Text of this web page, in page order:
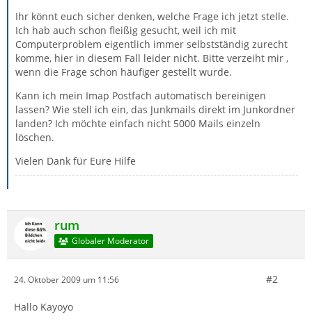
Ihr könnt euch sicher denken, welche Frage ich jetzt stelle.
Ich hab auch schon fleißig gesucht, weil ich mit
Computerproblem eigentlich immer selbstständig zurecht
komme, hier in diesem Fall leider nicht. Bitte verzeiht mir ,
wenn die Frage schon häufiger gestellt wurde.
Kann ich mein Imap Postfach automatisch bereinigen
lassen? Wie stell ich ein, das Junkmails direkt im Junkordner
landen? Ich möchte einfach nicht 5000 Mails einzeln
löschen.
Vielen Dank für Eure Hilfe
rum
Globaler Moderator
24. Oktober 2009 um 11:56 #2
Hallo Kayoyo